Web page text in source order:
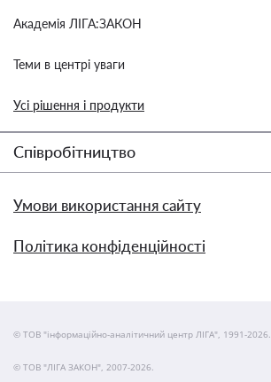
Академія ЛІГА:ЗАКОН
Теми в центрі уваги
Усі рішення і продукти
Співробітництво
Умови використання сайту
Політика конфіденційності
© ТОВ "інформаційно-аналітичний центр ЛІГА", 1991-2026.
© ТОВ "ЛІГА ЗАКОН", 2007-2026.